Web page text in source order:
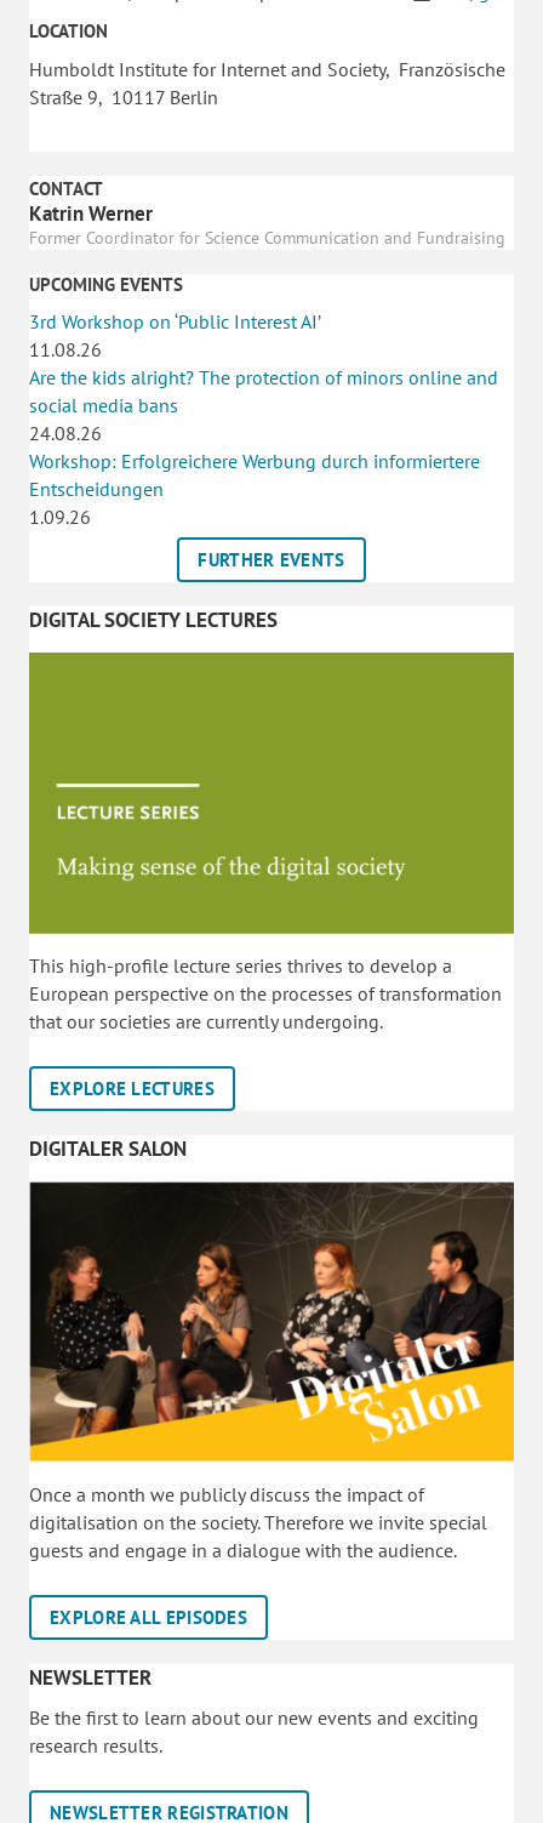
LOCATION
Humboldt Institute for Internet and Society, Französische
Straße 9, 10117 Berlin
CONTACT
Katrin Werner
Former Coordinator for Science Communication and Fundraising
UPCOMING EVENTS
3rd Workshop on ‘Public Interest AI’
11.08.26
Are the kids alright? The protection of minors online and
social media bans
24.08.26
Workshop: Erfolgreichere Werbung durch informiertere
Entscheidungen
1.09.26
FURTHER EVENTS
DIGITAL SOCIETY LECTURES
This high-profile lecture series thrives to develop a
European perspective on the processes of transformation
that our societies are currently undergoing.
EXPLORE LECTURES
DIGITALER SALON
Once a month we publicly discuss the impact of
digitalisation on the society. Therefore we invite special
guests and engage in a dialogue with the audience.
EXPLORE ALL EPISODES
NEWSLETTER
Be the first to learn about our new events and exciting
research results.
NEWSLETTER REGISTRATION